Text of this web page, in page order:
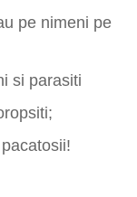
pe nimeni pe
si parasiti